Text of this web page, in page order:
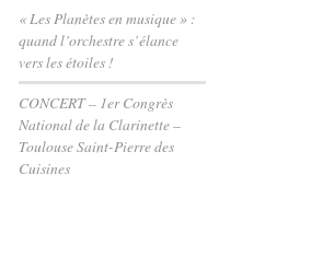
« Les Planètes en musique » :
quand l’orchestre s’élance
vers les étoiles !
CONCERT – 1er Congrès
National de la Clarinette –
Toulouse Saint-Pierre des
Cuisines